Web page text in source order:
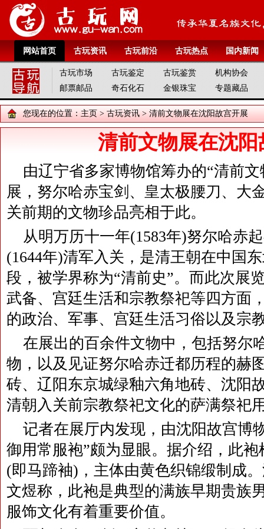
网站首页 古玩资讯 古玩前沿 古玩热点 国内新闻
古玩市场 古玩鉴定 古玩鉴赏
机构协会
邮票邮品
奇石化石 金银珠宝 专题藏品
您现在的位置： 主页 > 古玩资讯 > 清前文物展在沈阳故宫开展
清前文物展在沈阳
由辽宁省多家博物馆筹办的“清前
展，努尔哈赤宝剑、皇太极腰刀、大
关前期的文物珍品亮相于此。
从明万历十一年(1583年)努尔哈赤
(1644年)清军入关，是清王朝在中国
段，被学界称为“清前史”。而此次展
武备、宫廷生活和宗教祭祀等四方面
的政治、军事、宫廷生活习俗以及宗
在展出的百余件文物中，包括努尔
物，以及见证努尔哈赤迁都历程的赫
砖、辽阳东京城绿釉六角地砖、沈阳
清朝入关前宗教祭祀文化的萨满祭祀
记者在展厅内发现，由沈阳故宫博
御用常服袍”颇为显眼。据介绍，此
(即马蹄袖)，主体由黄色织锦缎制成
文煜称，此袍是典型的满族早期贵族
服饰文化有着重要价值。